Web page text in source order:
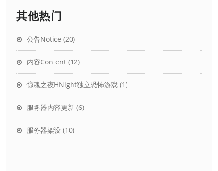
其他热门
公告Notice (20)
内容Content (12)
惊魂之夜HNight独立恐怖游戏 (1)
服务器内容更新 (6)
服务器架设 (10)